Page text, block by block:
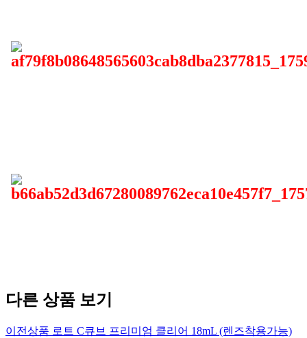
다른 상품 보기
이전상품 로트 C큐브 프리미엄 클리어 18mL (렌즈착용가능)